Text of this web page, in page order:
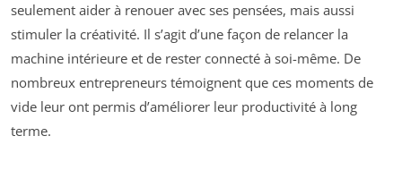
seulement aider à renouer avec ses pensées, mais aussi
stimuler la créativité. Il s’agit d’une façon de relancer la
machine intérieure et de rester connecté à soi-même. De
nombreux entrepreneurs témoignent que ces moments de
vide leur ont permis d’améliorer leur productivité à long
terme.